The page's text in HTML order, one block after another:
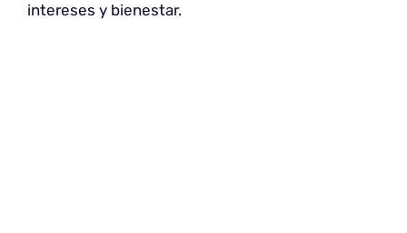
intereses y bienestar.